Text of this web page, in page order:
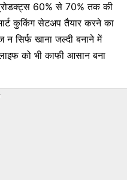
60% से 70% तक की
कुकिंग सेटअप तैयार करने का
न सिर्फ खाना जल्दी बनाने में
को भी काफी आसान बना